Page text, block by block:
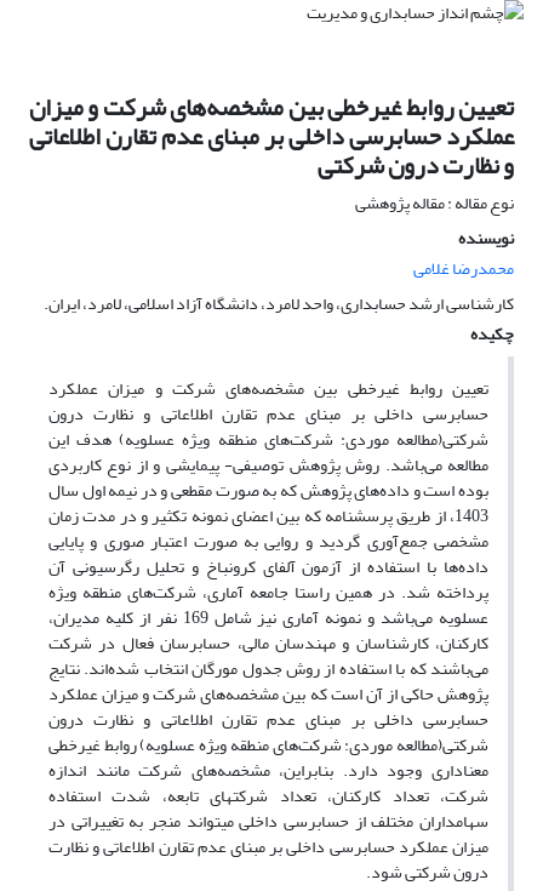
تعیین روابط غیرخطی بین مشخصه‌های شرکت و میزان
عملکرد حسابرسی داخلی بر مبنای عدم تقارن اطلاعاتی
و نظارت درون شرکتی
نوع مقاله : مقاله پژوهشی
نویسنده
محمدرضا غلامی
کارشناسی ارشد حسابداری، واحد لامرد، دانشگاه آزاد اسلامی، لامرد، ایران.
چکیده
تعیین روابط غیرخطی بین مشخصه‌های شرکت و میزان عملکرد
حسابرسی داخلی بر مبنای عدم تقارن اطلاعاتی و نظارت درون
شرکتی(مطالعه موردی: شرکت‌های منطقه ویژه عسلویه) هدف این
مطالعه می‌باشد. روش پژوهش توصیفی- پیمایشی و از نوع کاربردی
بوده است و داده‌های پژوهش که به صورت مقطعی و در نیمه اول سال
1403، از طریق پرسشنامه که بین اعضای نمونه تکثیر و در مدت زمان
مشخصی جمع‌آوری گردید و روایی به صورت اعتبار صوری و پایایی
داده‌ها با استفاده از آزمون آلفای کرونباخ و تحلیل رگرسیونی آن
پرداخته شد. در همین راستا جامعه آماری، شرکت‌های منطقه ویژه
عسلویه می‌باشد و نمونه آماری نیز شامل 169 نفر از کلیه مدیران،
کارکنان، کارشناسان و مهندسان مالی، حسابرسان فعال در شرکت
می‌باشند که با استفاده از روش جدول مورگان انتخاب شده‌اند. نتایج
پژوهش حاکی از آن است که بین مشخصه‌های شرکت و میزان عملکرد
حسابرسی داخلی بر مبنای عدم تقارن اطلاعاتی و نظارت درون
شرکتی(مطالعه موردی: شرکت‌های منطقه ویژه عسلویه) روابط غیرخطی
معناداری وجود دارد. بنابراین، مشخصه‌های شرکت مانند اندازه
شرکت، تعداد کارکنان، تعداد شرکتهای تابعه، شدت استفاده
سهامداران مختلف از حسابرسی داخلی میتواند منجر به تغییراتی در
میزان عملکرد حسابرسی داخلی بر مبنای عدم تقارن اطلاعاتی و نظارت
درون شرکتی شود.